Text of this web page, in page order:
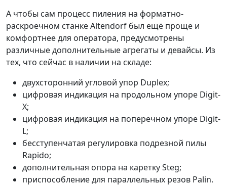
А чтобы сам процесс пиления на форматно-
раскроечном станке Altendorf был ещё проще и
комфортнее для оператора, предусмотрены
различные дополнительные агрегаты и девайсы. Из
тех, что сейчас в наличии на складе:
двухсторонний угловой упор Duplex;
цифровая индикация на продольном упоре Digit-
X;
цифровая индикация на поперечном упоре Digit-
L;
бесступенчатая регулировка подрезной пилы
Rapido;
дополнительная опора на каретку Steg;
приспособление для параллельных резов Palin.